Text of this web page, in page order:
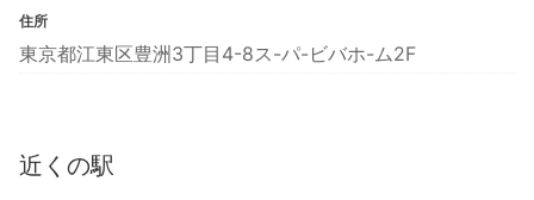
住所
東京都江東区豊洲3丁目4-8ス-パ-ビバホ-ム2F
近くの駅